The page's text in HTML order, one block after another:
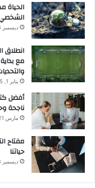
الحياة
ديسمبر 28, 2024
انطلاق
يناير 1, 2025
أفضل
ناجحة
مارس 21, 2025
مفتاح
حياتنا
ديسمبر 28, 2024